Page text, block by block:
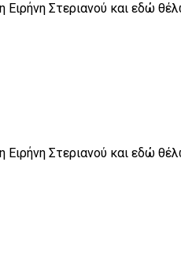
Στεριανού και εδώ
Στεριανού και εδώ